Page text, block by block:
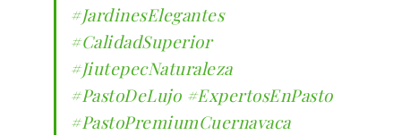
#JardinesElegantes
#CalidadSuperior
#JiutepecNaturaleza
#PastoDeLujo #ExpertosEnPasto
#PastoPremiumCuernavaca